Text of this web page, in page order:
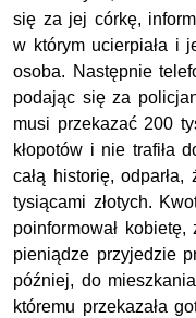
się za jej córkę,
w którym ucierpiała i
osoba. Następnie
podając się za
musi przekazać 200
kłopotów i nie trafiła
całą historię,
tysiącami złotych.
poinformował
pieniądze przyjedzie
później, do
któremu przekazała